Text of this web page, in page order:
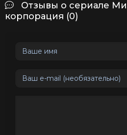
Отзывы о сериале
корпорация (0)